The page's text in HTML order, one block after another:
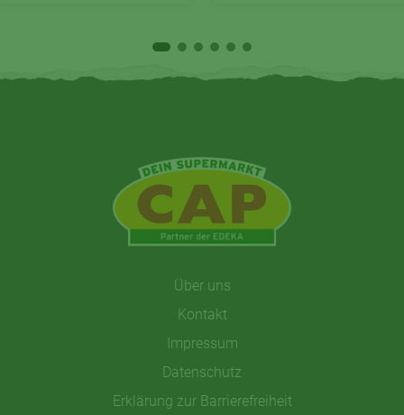
Über uns
Kontakt
Impressum
Datenschutz
Erklärung zur Barrierefreiheit